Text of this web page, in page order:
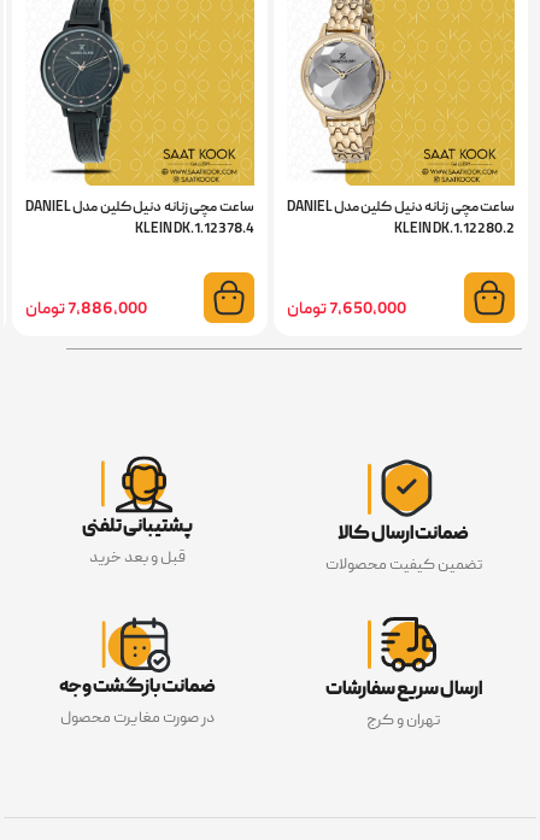
ساعت مچی زنانه دنیل کلین مدل DANIEL
KLEIN DK.1.12280.2
7,650,000 تومان
ساعت مچی زنانه دنیل کلین مدل DANIEL
KLEIN DK.1.12378.4
7,886,000 تومان
ضمانت ارسال کالا
تضمین کیفیت محصولات
پشتیبانی تلفنی
قبل و بعد خرید
ارسال سریع سفارشات
تهران و کرج
ضمانت بازگشت وجه
در صورت مغایرت محصول